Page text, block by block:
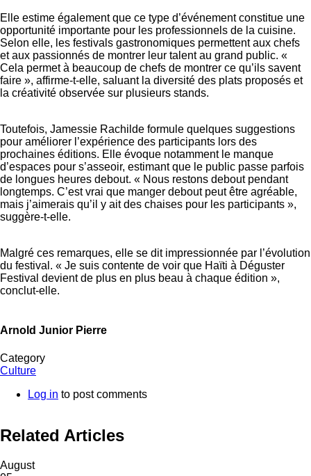
Elle estime également que ce type d’événement constitue une
opportunité importante pour les professionnels de la cuisine.
Selon elle, les festivals gastronomiques permettent aux chefs
et aux passionnés de montrer leur talent au grand public. «
Cela permet à beaucoup de chefs de montrer ce qu’ils savent
faire », affirme-t-elle, saluant la diversité des plats proposés et
la créativité observée sur plusieurs stands.
Toutefois, Jamessie Rachilde formule quelques suggestions
pour améliorer l’expérience des participants lors des
prochaines éditions. Elle évoque notamment le manque
d’espaces pour s’asseoir, estimant que le public passe parfois
de longues heures debout. « Nous restons debout pendant
longtemps. C’est vrai que manger debout peut être agréable,
mais j’aimerais qu’il y ait des chaises pour les participants »,
suggère-t-elle.
Malgré ces remarques, elle se dit impressionnée par l’évolution
du festival. « Je suis contente de voir que Haïti à Déguster
Festival devient de plus en plus beau à chaque édition »,
conclut-elle.
Arnold Junior Pierre
Category
Culture
Log in to post comments
Related Articles
August